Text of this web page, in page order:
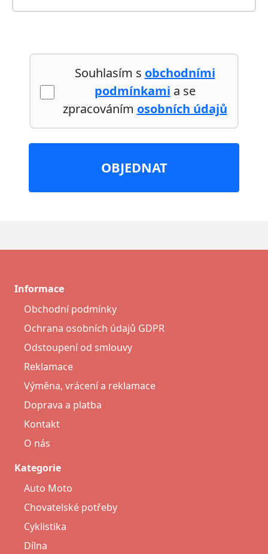
Souhlasím s obchodními
podmínkami a se
zpracováním osobních údajů
OBJEDNAT
Informace
Obchodní podmínky
Ochrana osobních údajů GDPR
Odstoupení od smlouvy
Reklamace
Výměna, vrácení a reklamace
Doprava a platba
Kontakt
O nás
Kategorie
Auto Moto
Chovatelské potřeby
Cyklistika
Dílna